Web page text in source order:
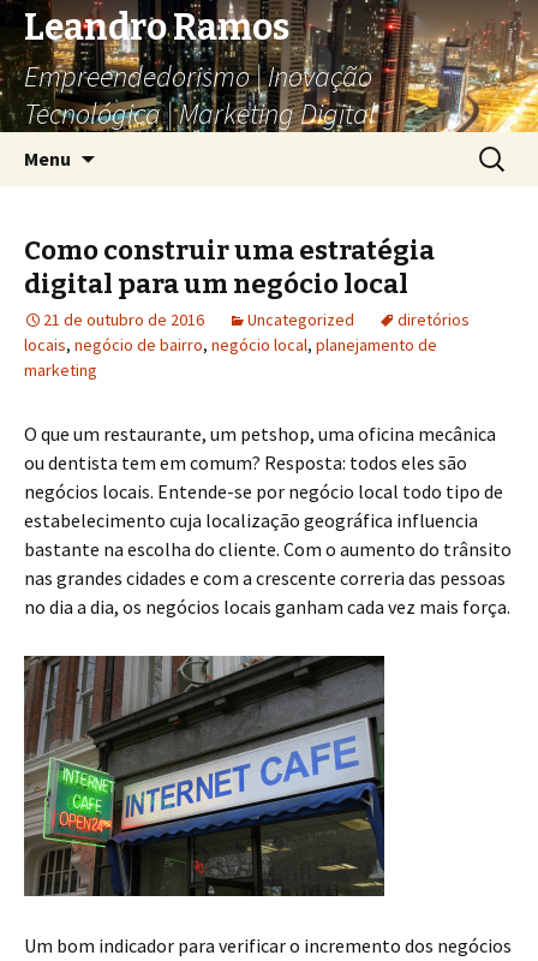
Leandro Ramos
Empreendedorismo | Inovação
Tecnológica | Marketing Digital
Menu
por:
Como construir uma estratégia
digital para um negócio local
21 de outubro de 2016 Uncategorized
diretórios
locais, negócio de bairro, negócio local, planejamento de
marketing
O que um restaurante, um petshop, uma oficina mecânica
ou dentista tem em comum? Resposta: todos eles são
negócios locais. Entende-se por negócio local todo tipo de
estabelecimento cuja localização geográfica influencia
bastante na escolha do cliente. Com o aumento do trânsito
nas grandes cidades e com a crescente correria das pessoas
no dia a dia, os negócios locais ganham cada vez mais força.
Um bom indicador para verificar o incremento dos negócios